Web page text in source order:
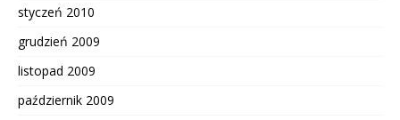
styczeń 2010
grudzień 2009
listopad 2009
październik 2009